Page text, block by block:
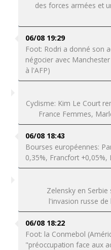
des forces armées et
06/08 19:29
Foot: Rodri a donné son
négocier avec
à l'AFP)
Cyclisme: Kim Le Court
France Femmes,
06/08 18:43
Bourses européennes:
0,35%, Francfort
Zelensky en
l'invasion russe de
06/08 18:22
Foot: la Conmebol
"préoccupation face aux